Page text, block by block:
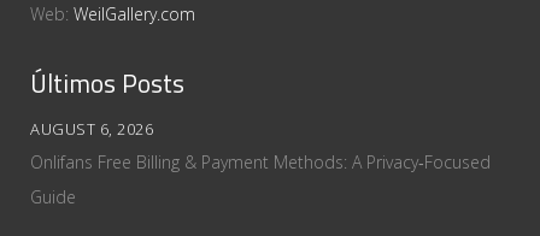
Web: WeilGallery.com
Últimos Posts
AUGUST 6, 2026
Onlifans Free Billing & Payment Methods: A Privacy‑Focused
Guide